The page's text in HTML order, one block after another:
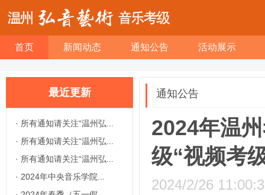
首页 新闻动态 通知公告 活动展示
最近更新
· 所有通知请关注“温州弘...
· 所有通知请关注“温州弘...
· 所有通知请关注“温州弘...
· 2024年中央音乐学院...
通知公告
2024年温
级“视频考
2024/2/26